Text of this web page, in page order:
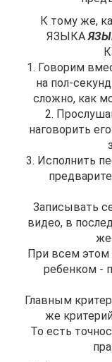
К тому же,
ЯЗЫКА
1. Говорим
на пол-
сложно, как
2.
наговорить
3. Исполнить
Записывать
видео, в
При всем
ребенком -
Главным
же
То есть